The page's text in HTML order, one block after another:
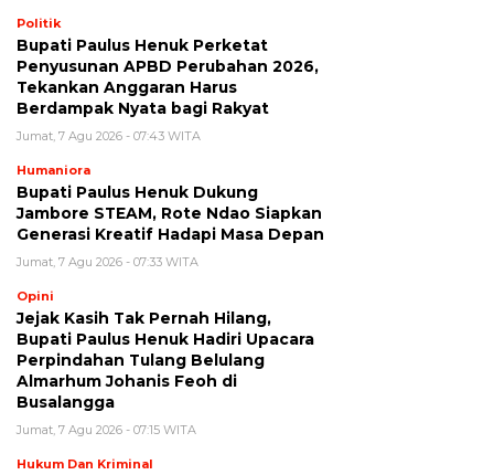
Politik
Bupati Paulus Henuk Perketat
Penyusunan APBD Perubahan 2026,
Tekankan Anggaran Harus
Berdampak Nyata bagi Rakyat
Jumat, 7 Agu 2026 - 07:43 WITA
Humaniora
Bupati Paulus Henuk Dukung
Jambore STEAM, Rote Ndao Siapkan
Generasi Kreatif Hadapi Masa Depan
Jumat, 7 Agu 2026 - 07:33 WITA
Opini
Jejak Kasih Tak Pernah Hilang,
Bupati Paulus Henuk Hadiri Upacara
Perpindahan Tulang Belulang
Almarhum Johanis Feoh di
Busalangga
Jumat, 7 Agu 2026 - 07:15 WITA
Hukum Dan Kriminal